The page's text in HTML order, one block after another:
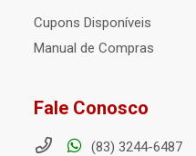
Cupons Disponíveis
Manual de Compras
Fale Conosco
(83) 3244-6487